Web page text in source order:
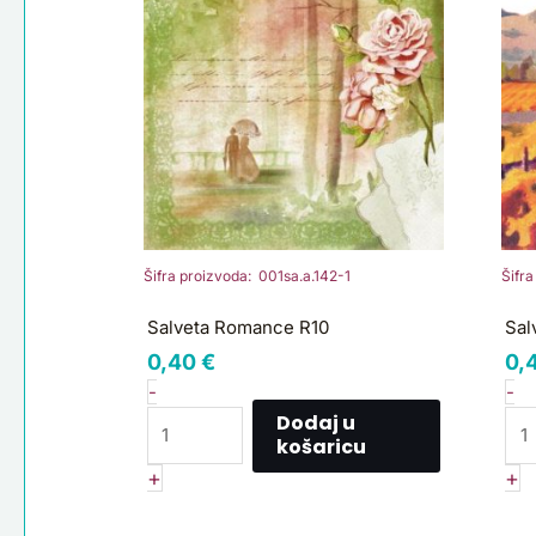
Šifra proizvoda: 001sa.a.142-1
Salveta Romance R10
0,40€
-
količina
+
Dodaj u
košaricu
Šifra
-
+